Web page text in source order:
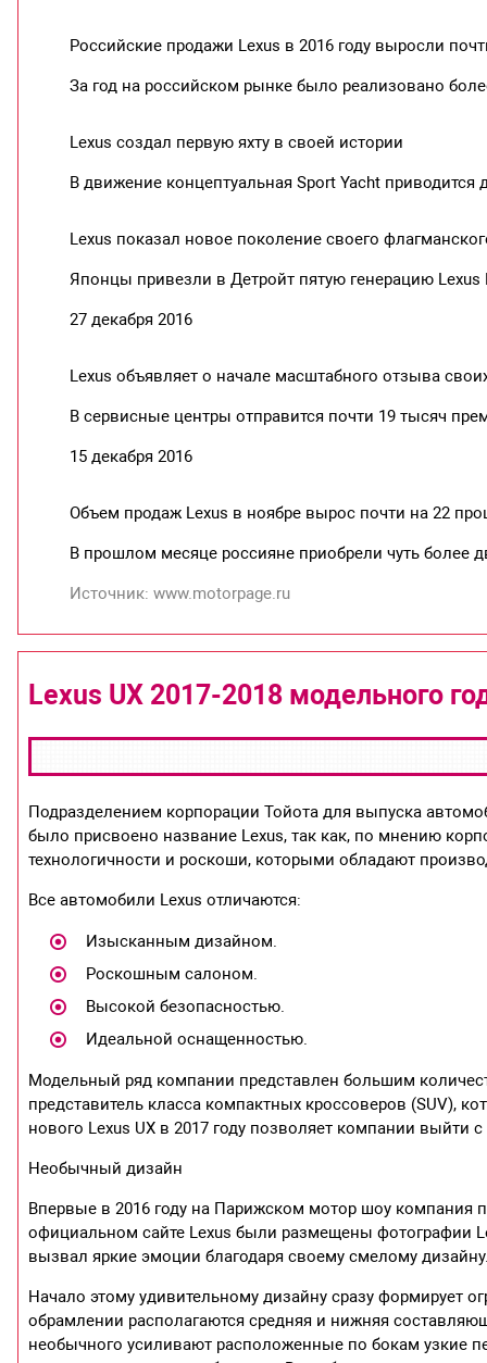
Российские продажи Lexus в 2016 году выросли
За год на российском рынке было реализовано
Lexus создал первую яхту в своей истории
В движение концептуальная Sport Yacht приводится
Lexus показал новое поколение своего
Японцы привезли в Детройт пятую генерацию Lexus
27 декабря 2016
Lexus объявляет о начале масштабного отзыва
В сервисные центры отправится почти 19 тысяч
15 декабря 2016
Объем продаж Lexus в ноябре вырос почти на 22
В прошлом месяце россияне приобрели чуть более
Источник: www.motorpage.ru
Lexus UX 2017-2018 модельного
Подразделением корпорации Тойота для выпуска
было присвоено название Lexus, так как, по мнению
технологичности и роскоши, которыми обладают
Все автомобили Lexus отличаются:
Изысканным дизайном.
Роскошным салоном.
Высокой безопасностью.
Идеальной оснащенностью.
Модельный ряд компании представлен большим
представитель класса компактных кроссоверов (SUV),
нового Lexus UX в 2017 году позволяет компании
Необычный дизайн
Впервые в 2016 году на Парижском мотор шоу компания
официальном сайте Lexus были размещены фотографии
вызвал яркие эмоции благодаря своему смелому
Начало этому удивительному дизайну сразу формирует
обрамлении располагаются средняя и нижняя
необычного усиливают расположенные по бокам узкие